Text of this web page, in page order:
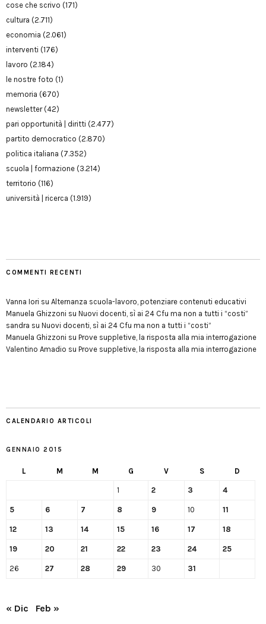
cose che scrivo (171)
cultura (2.711)
economia (2.061)
interventi (176)
lavoro (2.184)
le nostre foto (1)
memoria (670)
newsletter(42)
pari opportunità | diritti (2.477)
partito democratico (2.870)
politica italiana (7.352)
scuola | formazione (3.214)
territorio (116)
università | ricerca (1.919)
COMMENTI RECENTI
Vanna Iori su Alternanza scuola-lavoro, potenziare contenuti educativi
Manuela Ghizzoni su Nuovi docenti, sì ai 24 Cfu ma non a tutti i “costi”
sandra su Nuovi docenti, sì ai 24 Cfu ma non a tutti i “costi”
Manuela Ghizzoni su Prove suppletive, la risposta alla mia interrogazione
Valentino Amadio su Prove suppletive, la risposta alla mia interrogazione
CALENDARIO ARTICOLI
GENNAIO 2015
L M M G V S D
1 2 3 4
5 6 7 8 9 10 11
12 13 14 15 16 17 18
19 20 21 22 23 24 25
26 27 28 29 30 31
« Dic Feb »